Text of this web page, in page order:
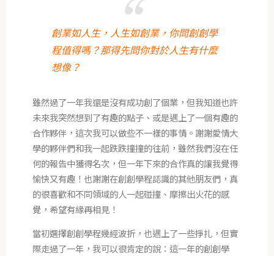
創業如人生，人生如創業，你問創創學
程值得嗎？那得先問你對於人生有什麼
想像？
雖然過了一年我還是沒有成功創了個業，但我知道也許
未來我突然想到了有趣的點子、或是遇上了一個有趣的
合作夥伴，這次我可以做些不一樣的事情。謝謝愛情大
學的夥伴們和我一起跌跌撞撞的往前，雖然我們沒在任
何的報告中獲得名次，但一年下來的合作真的讓我覺得
愉快又有趣！也謝謝在創創學程認識的其他朋友們，真
的很喜歡和不同領域的人一起碰撞、摩擦出火花的感
覺，希望有緣再相見！
當初選擇創創學程幾經波折，也遇上了一些掙扎，但實
際走過了一年，我可以很肯定的說：這一年的創創學